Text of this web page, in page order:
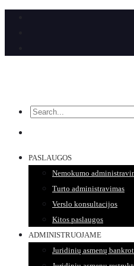
PASLAUGOS
Nemokumo
Turto administravimas
Verslo konsultacijos
Kitos paslaugos
ADMINISTRUOJAME
Juridinių asmenų